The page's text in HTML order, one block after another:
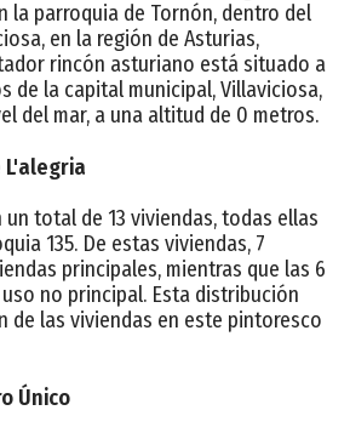
la parroquia de Tornón, dentro del
en la región de Asturias,
rincón asturiano está situado a
de la capital municipal, Villaviciosa,
del mar, a una altitud de 0 metros.
total de 13 viviendas, todas ellas
135. De estas viviendas, 7
principales, mientras que las 6
no principal. Esta distribución
de las viviendas en este pintoresco
Único